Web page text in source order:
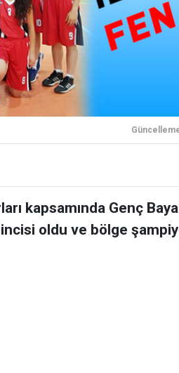
kapsamında Genç
oldu ve bölge